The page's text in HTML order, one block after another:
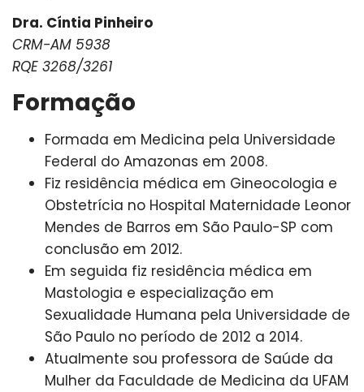
Dra. Cíntia Pinheiro
CRM-AM 5938
RQE 3268/3261
Formação
Formada em Medicina pela Universidade
Federal do Amazonas em 2008.
Fiz residência médica em Gineocologia e
Obstetrícia no Hospital Maternidade Leonor
Mendes de Barros em São Paulo-SP com
conclusão em 2012.
Em seguida fiz residência médica em
Mastologia e especialização em
Sexualidade Humana pela Universidade de
São Paulo no período de 2012 a 2014.
Atualmente sou professora de Saúde da
Mulher da Faculdade de Medicina da UFAM